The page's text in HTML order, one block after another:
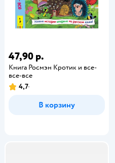
47,90 р.
Книга Росмэн Кротик и все-
все-все
4,7
В корзину